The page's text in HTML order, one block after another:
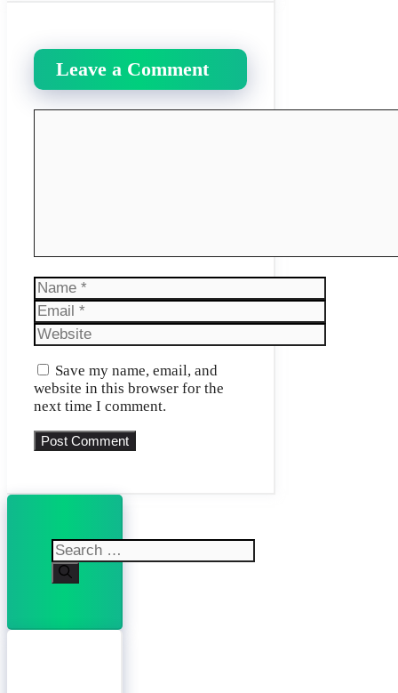
Leave a Comment
Name
Email
Website
Save my name, email, and
website in this browser for the
next time I comment.
Search
for: